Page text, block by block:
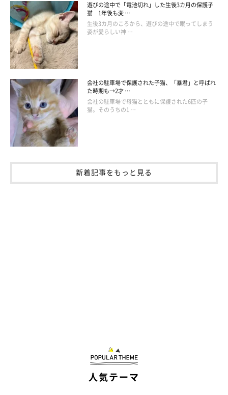
遊びの途中で「電池切れ」した生後3カ月の保護子
猫 1年後も変 …
生後3カ月のころから、遊びの途中で眠ってしまう
姿が愛らしい神 …
会社の駐車場で保護された子猫、「暴君」と呼ばれ
た時期も→2才 …
会社の駐車場で母猫とともに保護された6匹の子
猫。そのうちの1 …
新着記事をもっと見る
人気テーマ